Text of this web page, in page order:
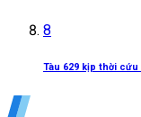
8
Tàu 629 kịp thời